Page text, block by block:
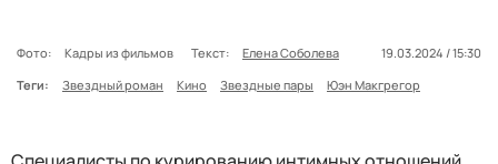
Фото: Кадры из фильмов Текст: Елена Соболева
19.03.2024 / 15:30
Теги:
Звездный роман Кино Звездные пары Юэн Макгрегор